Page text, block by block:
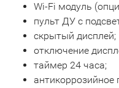
Wi-Fi модуль
пульт ДУ с
скрытый дисплей;
отключение
таймер 24 часа;
антикоррозийное